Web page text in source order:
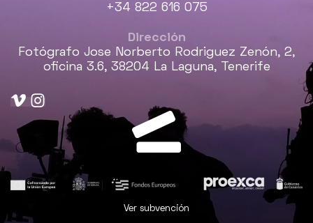
+34 822 616 075
Dirección
Fotógrafo Jose Norberto Rodriguez Zenón, 2,
oficina 3.6, 38204 La Laguna, Tenerife
Ver subvención